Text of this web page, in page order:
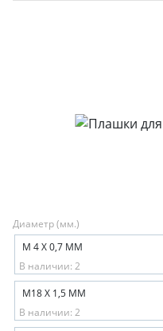
Диаметр (мм.)
М 4 Х 0,7 ММ
В наличии: 2
М18 Х 1,5 ММ
В наличии: 2